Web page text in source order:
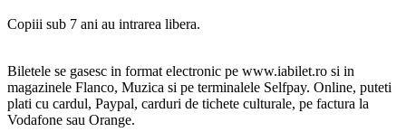
Copiii sub 7 ani au intrarea libera.
Biletele se gasesc in format electronic pe www.iabilet.ro si in
magazinele Flanco, Muzica si pe terminalele Selfpay. Online, puteti
plati cu cardul, Paypal, carduri de tichete culturale, pe factura la
Vodafone sau Orange.